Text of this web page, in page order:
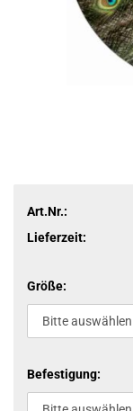
Art.Nr.:
Lieferzeit:
Größe:
Befestigung: